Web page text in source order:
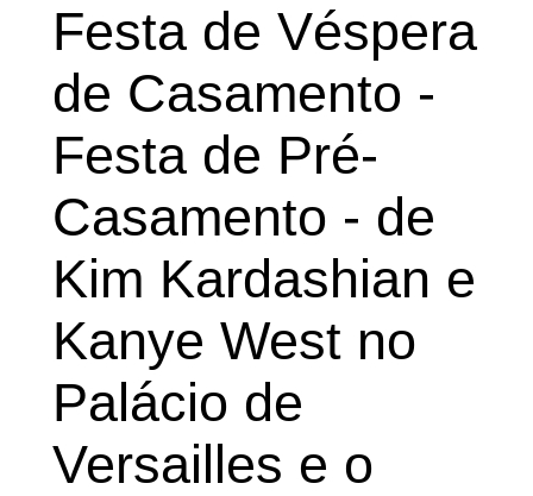
Festa de Véspera
de Casamento -
Festa de Pré-
Casamento - de
Kim Kardashian e
Kanye West no
Palácio de
Versailles e o